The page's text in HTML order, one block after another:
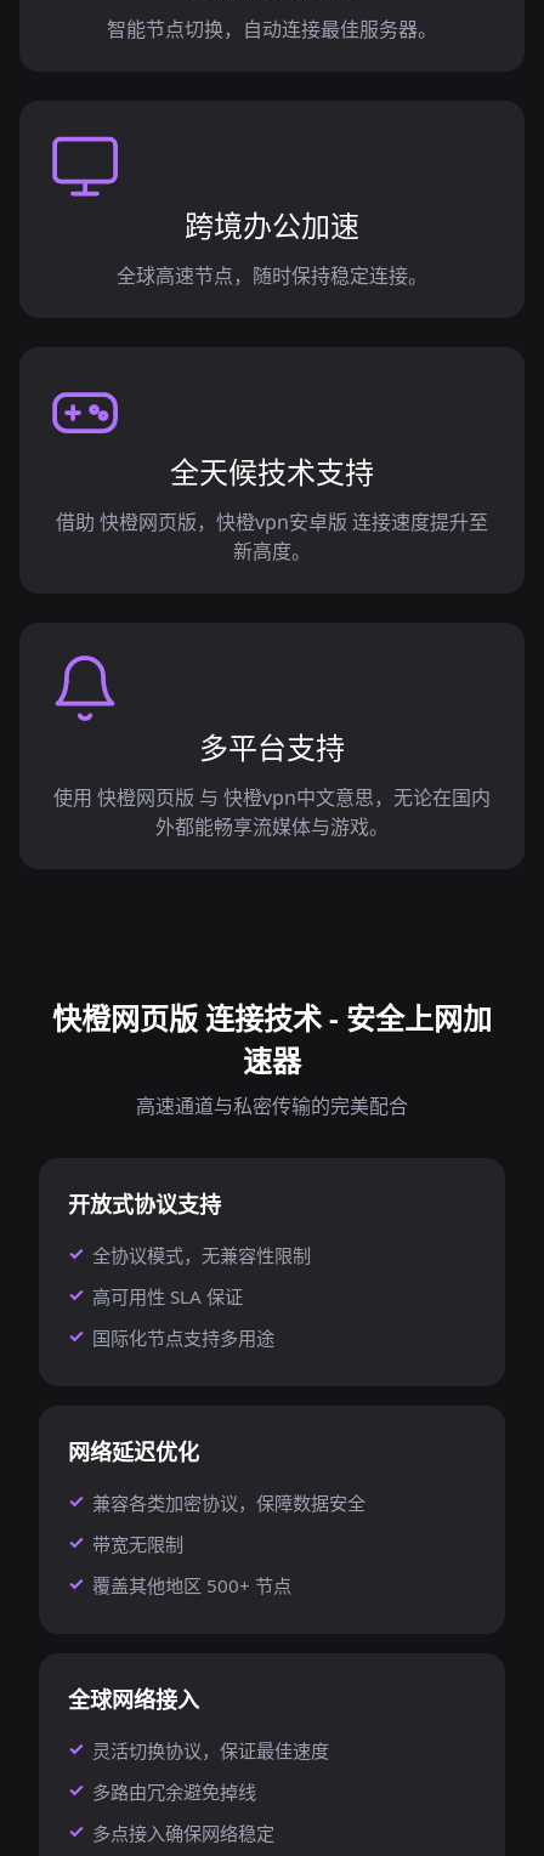
智能节点切换，自动连接最佳服务器。
跨境办公加速
全球高速节点，随时保持稳定连接。
全天候技术支持
借助 快橙网页版，快橙vpn安卓版 连接速度提升至
新高度。
多平台支持
使用 快橙网页版 与 快橙vpn中文意思，无论在国内
外都能畅享流媒体与游戏。
快橙网页版 连接技术 - 安全上网加
速器
高速通道与私密传输的完美配合
开放式协议支持
全协议模式，无兼容性限制
高可用性 SLA 保证
国际化节点支持多用途
网络延迟优化
兼容各类加密协议，保障数据安全
带宽无限制
覆盖其他地区 500+ 节点
全球网络接入
灵活切换协议，保证最佳速度
多路由冗余避免掉线
多点接入确保网络稳定